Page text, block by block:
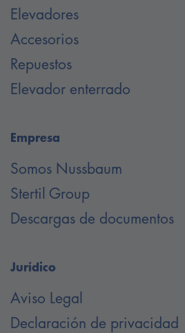
Elevadores
Accesorios
Repuestos
Elevador enterrado
Empresa
Somos Nussbaum
Stertil Group
Descargas de documentos
Jurídico
Aviso Legal
Declaración de privacidad